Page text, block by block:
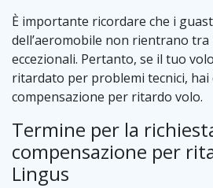
È importante ricordare che i
dell’aeromobile non rientrano tra
eccezionali. Pertanto, se il tuo
ritardato per problemi tecnici,
compensazione per ritardo volo.
Termine per la
compensazione per
Lingus